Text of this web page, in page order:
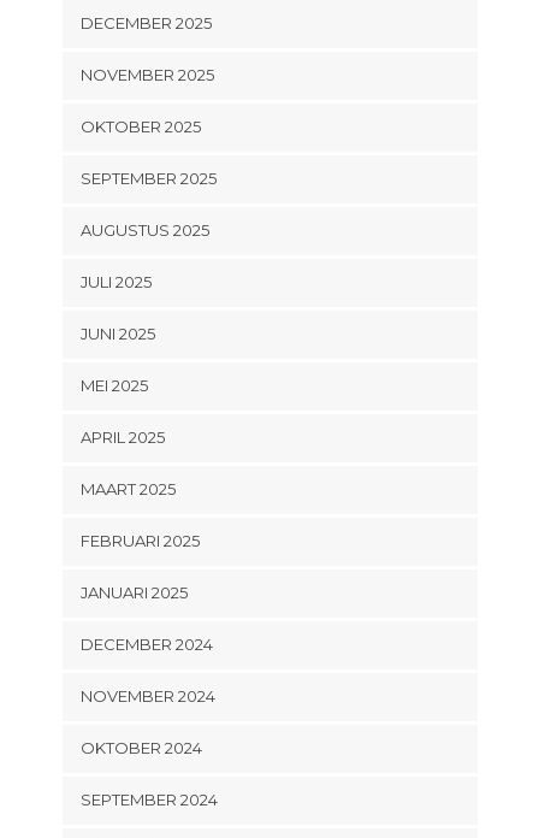
DECEMBER 2025
NOVEMBER 2025
OKTOBER 2025
SEPTEMBER 2025
AUGUSTUS 2025
JULI 2025
JUNI 2025
MEI 2025
APRIL 2025
MAART 2025
FEBRUARI 2025
JANUARI 2025
DECEMBER 2024
NOVEMBER 2024
OKTOBER 2024
SEPTEMBER 2024